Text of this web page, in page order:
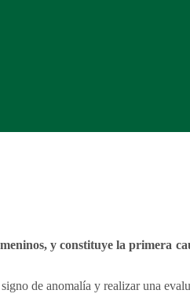
y constituye la primera
de anomalía y realizar una